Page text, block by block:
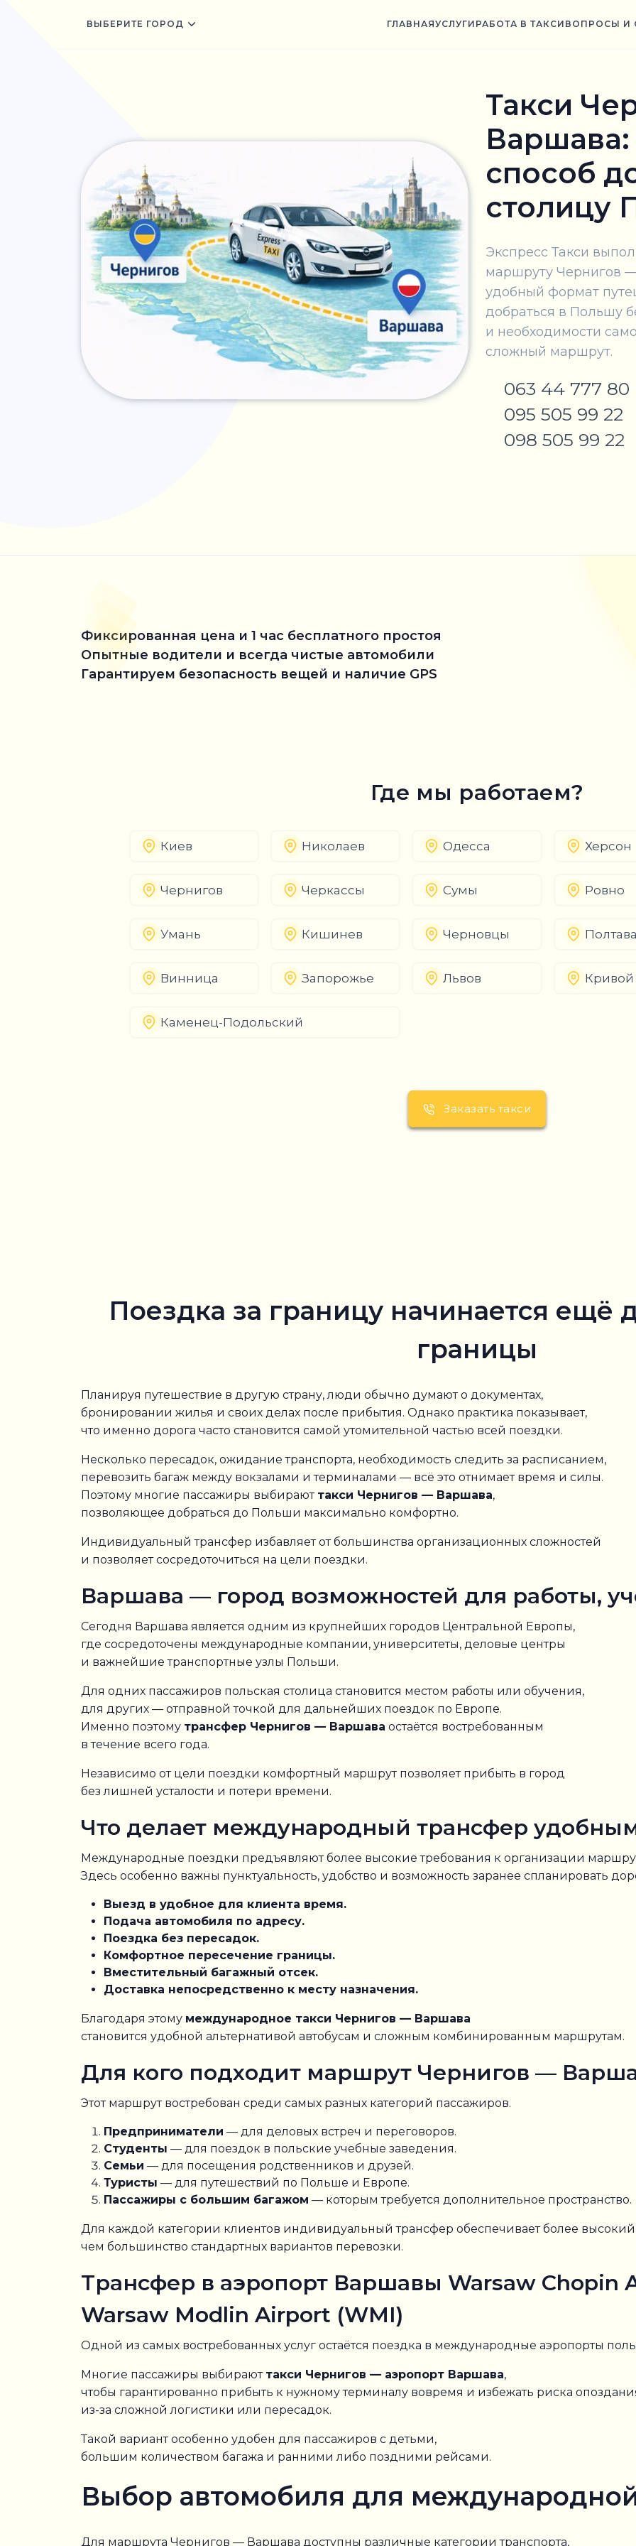
ВЫБЕРИТЕ ГОРОД ГЛАВНАЯУСЛУГИ РАБОТА В ТАКСИ ВОПРОСЫ И
Такси
способ
столицу
Экспресс Такси
маршруту Чернигов
удобный формат
добраться в Польшу
и необходимости
сложный маршрут.
063 44 777 80
095 505 99 22
098 505 99 22
Фиксированная цена и 1 час бесплатного простоя
Опытные водители и всегда чистые автомобили
Гарантируем безопасность вещей и наличие GPS
Где мы работаем?
Киев Николаев Одесса Херсон
Чернигов Черкассы Сумы Ровно
Умань Кишинев Черновцы
Винница Запорожье Львов Кривой
Каменец-Подольский
Заказать такси
Поездка за границу начинается ещё
границы
Планируя путешествие в другую страну, люди обычно думают о документах,
бронировании жилья и своих делах после прибытия. Однако практика показывает,
что именно дорога часто становится самой утомительной частью всей поездки.
Несколько пересадок, ожидание транспорта, необходимость следить за расписанием,
перевозить багаж между вокзалами и терминалами — всё это отнимает время и силы.
Поэтому многие пассажиры выбирают такси Чернигов — Варшава,
позволяющее добраться до Польши максимально комфортно.
Индивидуальный трансфер избавляет от большинства организационных сложностей
и позволяет сосредоточиться на цели поездки.
Варшава — город возможностей для работы,
Сегодня Варшава является одним из крупнейших городов Центральной Европы,
где сосредоточены международные компании, университеты, деловые центры
и важнейшие транспортные узлы Польши.
Для одних пассажиров польская столица становится местом работы или обучения,
для других — отправной точкой для дальнейших поездок по Европе.
Именно поэтому трансфер Чернигов — Варшава остаётся востребованным
в течение всего года.
Независимо от цели поездки комфортный маршрут позволяет прибыть в город
без лишней усталости и потери времени.
Что делает международный трансфер
Международные поездки предъявляют более высокие требования к организации
Здесь особенно важны пунктуальность, удобство и возможность заранее спланировать
Выезд в удобное для клиента время.
Подача автомобиля по адресу.
Поездка без пересадок.
Комфортное пересечение границы.
Вместительный багажный отсек.
Доставка непосредственно к месту назначения.
Благодаря этому международное такси Чернигов — Варшава
становится удобной альтернативой автобусам и сложным комбинированным маршрутам.
Для кого подходит маршрут Чернигов —
Этот маршрут востребован среди самых разных категорий пассажиров.
Предприниматели — для деловых встреч и переговоров.
Студенты — для поездок в польские учебные заведения.
Семьи — для посещения родственников и друзей.
Туристы — для путешествий по Польше и Европе.
Пассажиры с большим багажом — которым требуется дополнительное пространство.
Для каждой категории клиентов индивидуальный трансфер обеспечивает более высокий
чем большинство стандартных вариантов перевозки.
Трансфер в аэропорт Варшавы Warsaw Chopin
Warsaw Modlin Airport (WMI)
Одной из самых востребованных услуг остаётся поездка в международные аэропорты
Многие пассажиры выбирают такси Чернигов — аэропорт Варшава,
чтобы гарантированно прибыть к нужному терминалу вовремя и избежать риска
из-за сложной логистики или пересадок.
Такой вариант особенно удобен для пассажиров с детьми,
большим количеством багажа и ранними либо поздними рейсами.
Выбор автомобиля для
Для маршрута Чернигов — Варшава доступны различные категории транспорта,